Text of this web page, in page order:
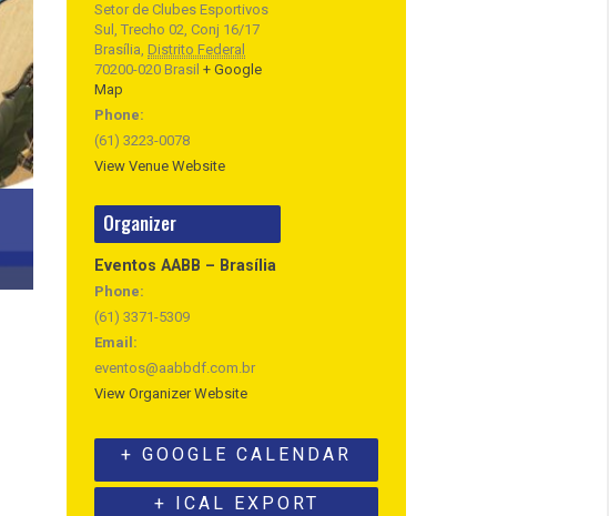
Setor de Clubes Esportivos
Sul, Trecho 02, Conj 16/17
Brasília, Distrito Federal
70200-020 Brasil + Google
Map
Phone:
(61) 3223-0078
View Venue Website
Organizer
Eventos AABB – Brasília
Phone:
(61) 3371-5309
Email:
eventos@aabbdf.com.br
View Organizer Website
+ GOOGLE CALENDAR
+ ICAL EXPORT